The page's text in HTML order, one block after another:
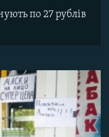
по 27 рублів